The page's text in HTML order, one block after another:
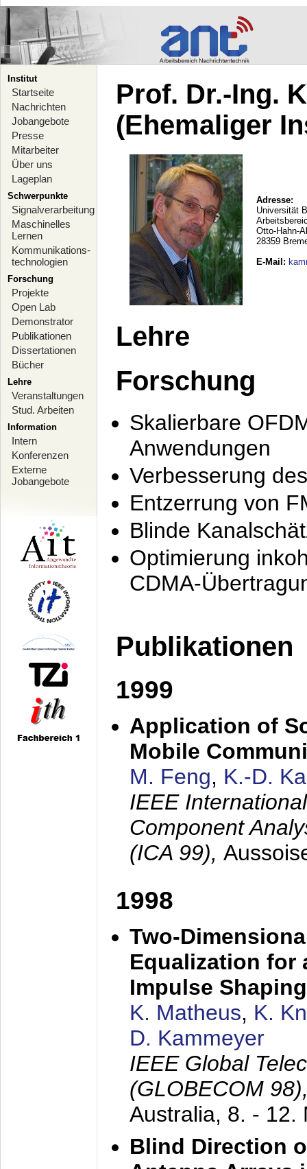
Institut
Startseite
Nachrichten
Jobangebote
Presse
Mitarbeiter
Über uns
Lageplan
Schwerpunkte
Signalverarbeitung
Maschinelles
Lernen
Kommunikations-
technologien
Forschung
Projekte
Open Lab
Demonstrator
Publikationen
Dissertationen
Bücher
Lehre
Veranstaltungen
Stud. Arbeiten
Information
Intern
Konferenzen
Externe
Jobangebote
Prof. Dr.-Ing.
(Ehemaliger
Adresse:
Universität
Otto-Hahn-
28359
E-Mail :
Lehre
Forschung
Skalierbare
Anwendungen
Verbesserung
Entzerrung von
Blinde
Optimierung
CDMA-
Publikationen
1999
Application of
Mobile
M. Feng, K.-D.
IEEE
Component
(ICA 99),
1998
Two-
Equalization for
Impulse
K. Matheus, K.
D. Kammeyer
IEEE Global
(GLOBECOM
Australia, 8. - 12.
Blind Direction